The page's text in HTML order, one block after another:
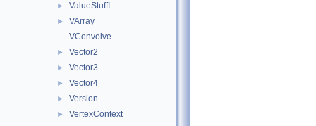
► ValueStuffI
►
VArray
VConvolve
► Vector2
► Vector3
► Vector4
► Version
► VertexContext